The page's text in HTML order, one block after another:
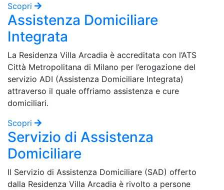
Scopri
Assistenza Domiciliare
Integrata
La Residenza Villa Arcadia è accreditata con l’ATS
Città Metropolitana di Milano per l’erogazione del
servizio ADI (Assistenza Domiciliare Integrata)
attraverso il quale offriamo assistenza e cure
domiciliari.
Scopri
Servizio di Assistenza
Domiciliare
Il Servizio di Assistenza Domiciliare (SAD) offerto
dalla Residenza Villa Arcadia è rivolto a persone